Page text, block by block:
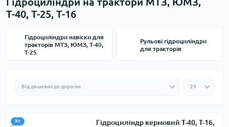
Т-40, Т-25, Т-16
Гідроциліндри навіски для
тракторів МТЗ, ЮМЗ, Т-40,
Т-25
Рульові гідроциліндри
для тракторів
Хіт
Гідроциліндр кермовий Т-40, Т-16,